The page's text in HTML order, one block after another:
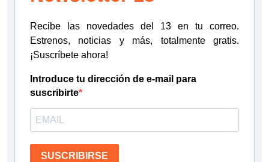
Recibe las novedades del 13 en tu correo.
Estrenos, noticias y más, totalmente gratis.
¡Suscríbete ahora!
Introduce tu dirección de e-mail para
suscribirte
SUSCRIBIRSE